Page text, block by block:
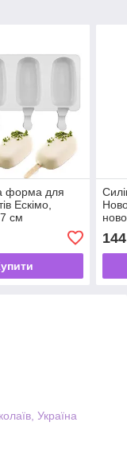
форма для
Ескімо,
см
144
Україна